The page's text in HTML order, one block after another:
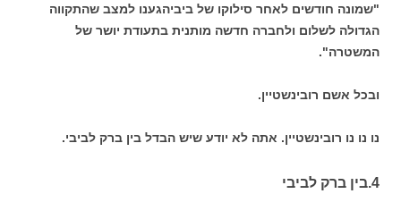
"שמונה חודשים לאחר סילוקו של ביביהגענו למצב שהתקווה
הגדולה לשלום ולחברה חדשה מותנית בתעודת יושר של
המשטרה".
ובכל אשם רובינשטיין.
נו נו נו רובינשטיין. אתה לא יודע שיש הבדל בין ברק לביבי.
4.בין ברק לביבי